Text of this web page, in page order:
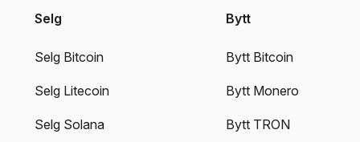
Selg
Selg Bitcoin
Selg Litecoin
Selg Solana
Bytt
Bytt Bitcoin
Bytt Monero
Bytt TRON